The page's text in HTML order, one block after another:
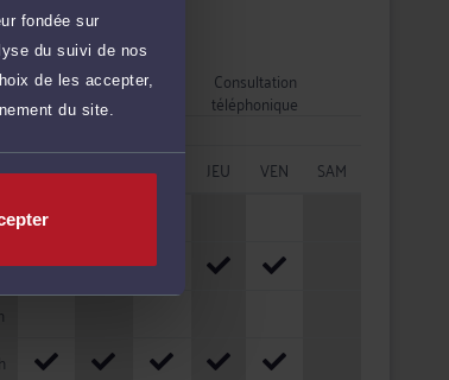
fondée sur
du suivi de nos
de les accepter,
du site.
Rendez-vous
cabinet
Consultation
téléphonique
LUN MAR MER JEU VEN
SAM